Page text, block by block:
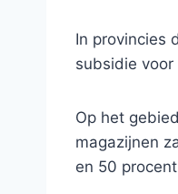
In provincies
subsidie
Op het
magazijnen
en 50